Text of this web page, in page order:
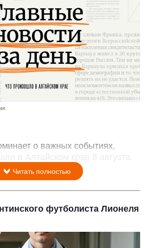
о важных событиях,
в Алтайском крае 8 августа.
Читать полностью
футболиста Лионеля